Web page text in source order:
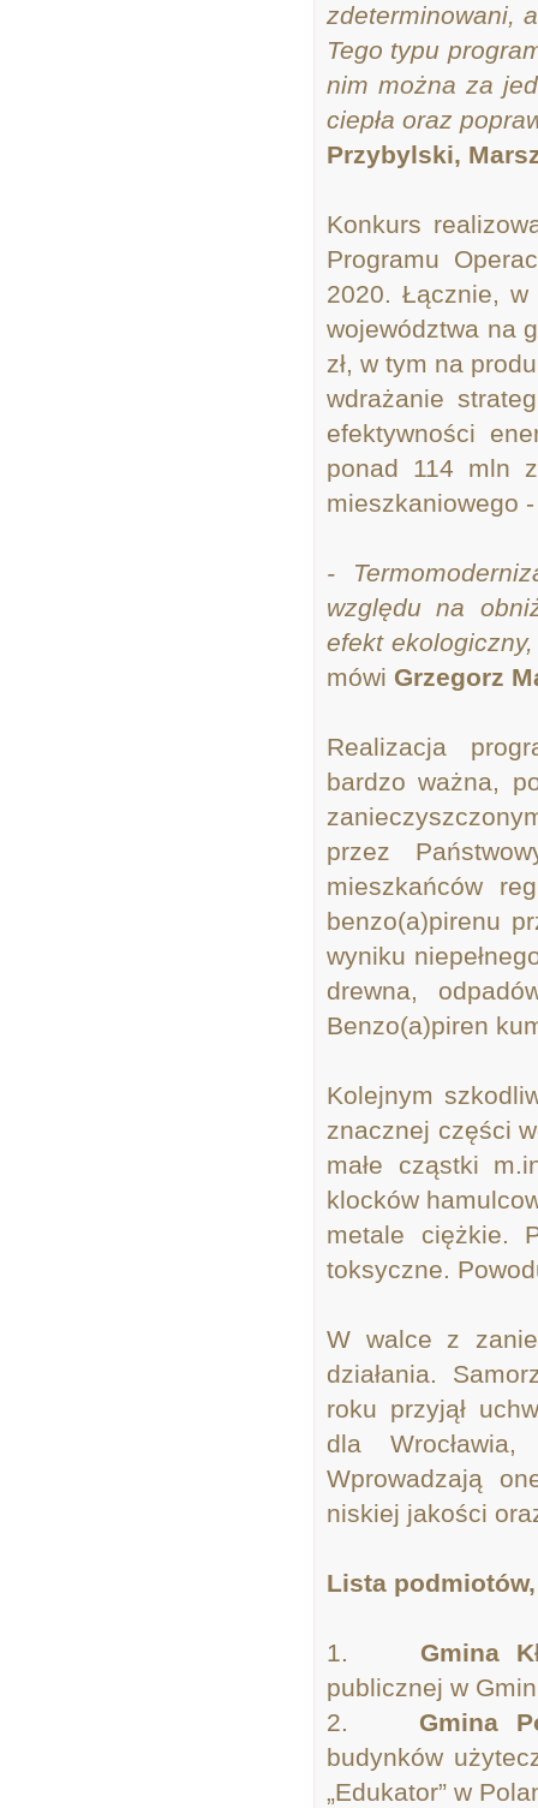
zdeterminowani,
Tego typu
nim można za
ciepła oraz
Przybylski,
Konkurs
Programu
2020. Łącznie,
województwa na
zł, w tym na
wdrażanie
efektywności
ponad 114 mln
mieszkaniowego
-
względu na
efekt
mówi Grzegorz
Realizacja
bardzo ważna,
przez
mieszkańców
benzo(a)pirenu
wyniku
drewna,
Benzo(a)piren
Kolejnym
znacznej części
małe cząstki
klocków
metale ciężkie.
toksyczne.
W walce z
działania.
roku przyjął
dla
Wprowadzają
niskiej jakości
Lista
1. Gmina
publicznej w
2. Gmina
budynków
„Edukator” w